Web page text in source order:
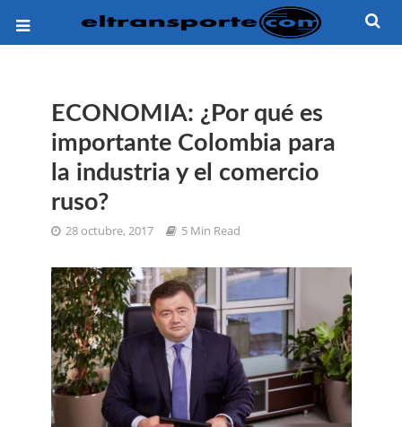
ECONOMIA: ¿Por qué es
importante Colombia para
la industria y el comercio
ruso?
28 octubre, 2017 5 Min Read